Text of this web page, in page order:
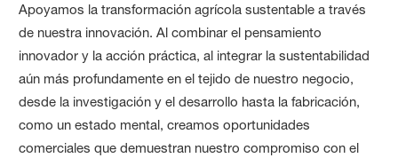
Apoyamos la transformación agrícola sustentable a través
de nuestra innovación. Al combinar el pensamiento
innovador y la acción práctica, al integrar la sustentabilidad
aún más profundamente en el tejido de nuestro negocio,
desde la investigación y el desarrollo hasta la fabricación,
como un estado mental, creamos oportunidades
comerciales que demuestran nuestro compromiso con el